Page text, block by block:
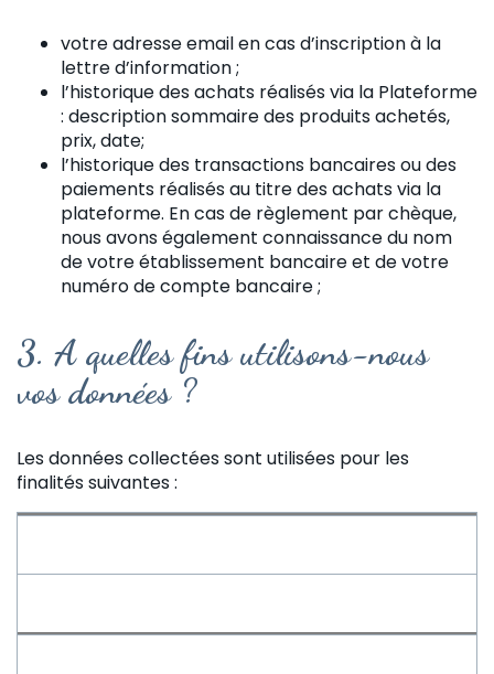
votre adresse email en cas d’inscription à la
lettre d’information ;
l’historique des achats réalisés via la Plateforme
: description sommaire des produits achetés,
prix, date;
l’historique des transactions bancaires ou des
paiements réalisés au titre des achats via la
plateforme. En cas de règlement par chèque,
nous avons également connaissance du nom
de votre établissement bancaire et de votre
numéro de compte bancaire ;
3. A quelles fins utilisons-nous
vos données ?
Les données collectées sont utilisées pour les
finalités suivantes :